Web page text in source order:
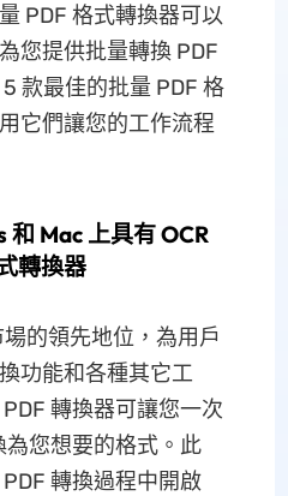
PDF 格式轉換器可以
您提供批量轉換 PDF
款最佳的批量 PDF 格
它們讓您的工作流程
Mac 上具有 OCR
轉換器
的領先地位，為用戶
功能和各種其它工
轉換器可讓您一次
您想要的格式。此
轉換過程中開啟